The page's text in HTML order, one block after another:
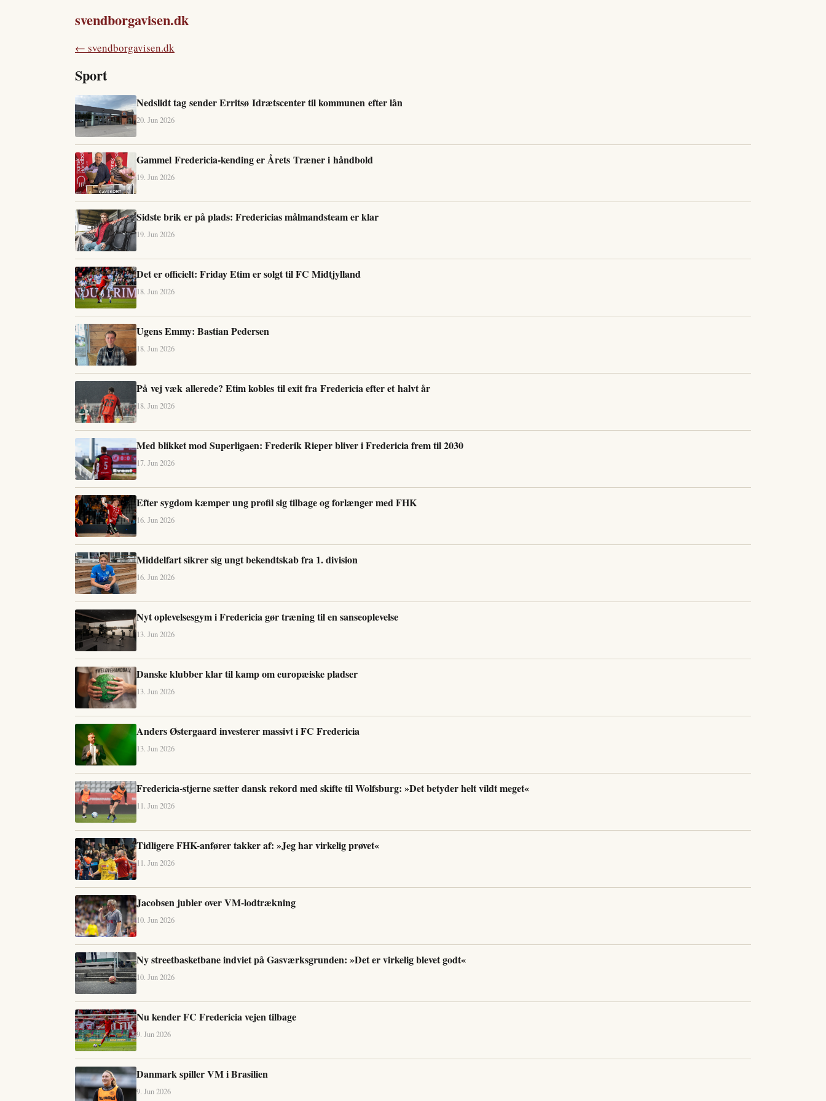
svendborgavisen.dk
← svendborgavisen.dk
Sport
Nedslidt tag sender Erritsø Idrætscenter til kommunen efter lån
20. Jun 2026
Gammel Fredericia-kending er Årets Træner i håndbold
19. Jun 2026
Sidste brik er på plads: Fredericias målmandsteam er klar
19. Jun 2026
Det er officielt: Friday Etim er solgt til FC Midtjylland
18. Jun 2026
Ugens Emmy: Bastian Pedersen
18. Jun 2026
På vej væk allerede? Etim kobles til exit fra Fredericia efter et halvt år
18. Jun 2026
Med blikket mod Superligaen: Frederik Rieper bliver i Fredericia frem til 2030
17. Jun 2026
Efter sygdom kæmper ung profil sig tilbage og forlænger med FHK
16. Jun 2026
Middelfart sikrer sig ungt bekendtskab fra 1. division
16. Jun 2026
Nyt oplevelsesgym i Fredericia gør træning til en sanseoplevelse
13. Jun 2026
Danske klubber klar til kamp om europæiske pladser
13. Jun 2026
Anders Østergaard investerer massivt i FC Fredericia
13. Jun 2026
Fredericia-stjerne sætter dansk rekord med skifte til Wolfsburg: »Det betyder helt vildt meget«
11. Jun 2026
Tidligere FHK-anfører takker af: »Jeg har virkelig prøvet«
11. Jun 2026
Jacobsen jubler over VM-lodtrækning
10. Jun 2026
Ny streetbasketbane indviet på Gasværksgrunden: »Det er virkelig blevet godt«
10. Jun 2026
Nu kender FC Fredericia vejen tilbage
9. Jun 2026
Danmark spiller VM i Brasilien
9. Jun 2026